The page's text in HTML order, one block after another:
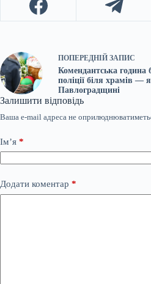
ПОПЕРЕДНІЙ ЗАПИС
Комендантська година
поліції біля храмів —
Павлоградщині
Залишити відповідь
Ваша e-mail адреса не
Ім’я *
Додати коментар *